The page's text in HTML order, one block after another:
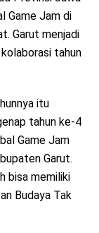
Game Jam di
Garut menjadi
tahun
itu
tahun ke-4
Game Jam
Garut.
bisa memiliki
Budaya Tak